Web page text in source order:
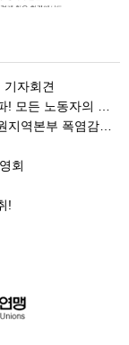
자회견
! 민주노총 7.15 총파업대회
감시단 선포 기자회견
회
!